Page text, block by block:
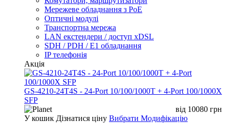
Мережеве обладнання з PoE
Оптичні модулі
Транспортна мережа
LAN екстендери / доступ xDSL
SDH / PDH / E1 обладнання
IP телефонія
Акція
GS-4210-24T4S - 24-Port 10/100/1000T + 4-Port 100/1000X
SFP
від 10080 грн
У кошик Дізнатися ціну Вибрати Модифікацію